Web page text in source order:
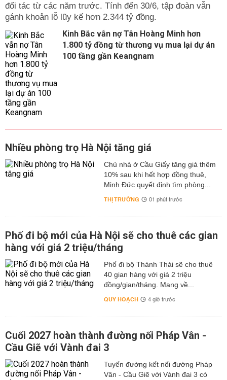
đối tác từ các năm trước. Tính đến 30/6, tập đoàn vẫn
gánh khoản lỗ lũy kế hơn 2.344 tỷ đồng.
Kinh Bắc vẫn nợ Tân Hoàng Minh hơn
1.800 tỷ đồng từ thương vụ mua lại dự án
100 tầng gần Keangnam
Nhiều phòng trọ Hà Nội tăng giá
Chủ nhà ở Cầu Giấy tăng giá thêm
10% sau khi hết hợp đồng thuê,
Minh Đức quyết định tìm phòng...
THỊ TRƯỜNG 01 phút trước
Phố đi bộ mới của Hà Nội sẽ cho thuê các gian
hàng với giá 2 triệu/tháng
Phố đi bộ Thành Thái sẽ cho thuê
40 gian hàng với giá 2 triệu
đồng/gian/tháng. Mang về...
QUY HOẠCH 4 giờ trước
Cuối 2027 hoàn thành đường nối Pháp Vân -
Cầu Giẽ với Vành đai 3
Tuyến đường kết nối đường Pháp
Vân - Cầu Giẽ với Vành đai 3 có